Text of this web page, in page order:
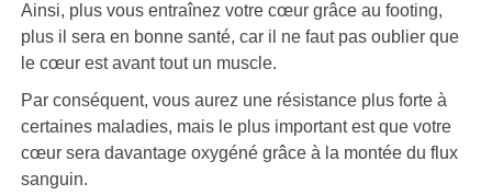
Ainsi, plus vous entraînez votre cœur grâce au footing,
plus il sera en bonne santé, car il ne faut pas oublier que
le cœur est avant tout un muscle.
Par conséquent, vous aurez une résistance plus forte à
certaines maladies, mais le plus important est que votre
cœur sera davantage oxygéné grâce à la montée du flux
sanguin.